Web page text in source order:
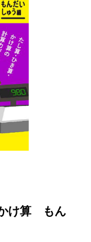
け算 もん